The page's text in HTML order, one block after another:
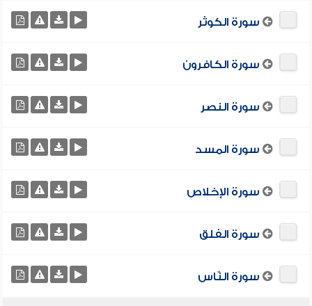
سورة الكوثر
سورة الكافرون
سورة النصر
سورة المسد
سورة الإخلاص
سورة الفلق
سورة النّاس